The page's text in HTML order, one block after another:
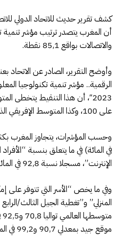
أن المغرب يتصدر ترتيب مؤشر تنمية
والاتصالات بواقع 85,1 نقطة.
وأوضح التقرير، الصادر عن الاتحاد
الرقمية.. مؤشر تنمية تكنولوجيا
على 100، وكذا المتوسط الإفريقي الذي يقدر بـ 47,4.
في المائة) في ما يتعلق بنسبة
الإنترنت”، مسجلا نسبة 92,8 في المائة.
وفي ما يخص “الأسر التي تتوفر على
موقع جيد بمعدلي 90,7 و99,2 في المئة تواليا.